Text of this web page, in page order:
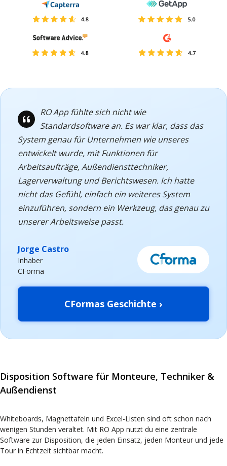
RO App fühlte sich nicht wie
Standardsoftware an. Es war klar, dass das
System genau für Unternehmen wie unseres
entwickelt wurde, mit Funktionen für
Arbeitsaufträge, Außendiensttechniker,
Lagerverwaltung und Berichtswesen. Ich hatte
nicht das Gefühl, einfach ein weiteres System
einzuführen, sondern ein Werkzeug, das genau zu
unserer Arbeitsweise passt.
Jorge Castro
Inhaber
CForma
CFormas Geschichte ›
Disposition Software für Monteure, Techniker &
Außendienst
Whiteboards, Magnettafeln und Excel-Listen sind oft schon nach
wenigen Stunden veraltet. Mit RO App nutzt du eine zentrale
Software zur Disposition, die jeden Einsatz, jeden Monteur und jede
Tour in Echtzeit sichtbar macht.